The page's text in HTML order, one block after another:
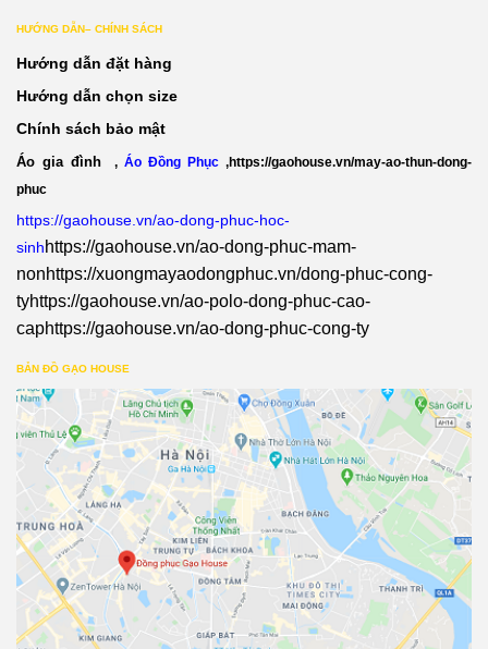
HƯỚNG DẪN– CHÍNH SÁCH
Hướng dẫn đặt hàng
Hướng dẫn chọn size
Chính sách bảo mật
Áo gia đình , Áo Đồng Phục ,https://gaohouse.vn/may-ao-thun-dong-
phuc
https://gaohouse.vn/ao-dong-phuc-hoc-
sinhhttps://gaohouse.vn/ao-dong-phuc-mam-
nonhttps://xuongmayaodongphuc.vn/dong-phuc-cong-
tyhttps://gaohouse.vn/ao-polo-dong-phuc-cao-
caphttps://gaohouse.vn/ao-dong-phuc-cong-ty
BẢN ĐỒ GẠO HOUSE